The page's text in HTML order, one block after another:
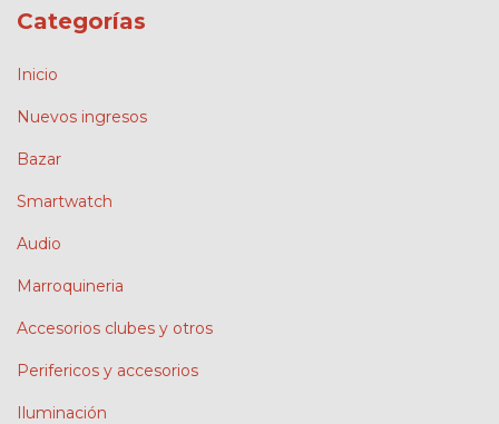
Categorías
Inicio
Nuevos ingresos
Bazar
Smartwatch
Audio
Marroquineria
Accesorios clubes y otros
Perifericos y accesorios
Iluminación